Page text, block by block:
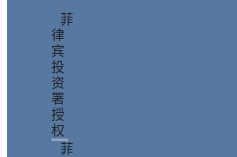
菲
律
宾
投
资
署
授
权
菲